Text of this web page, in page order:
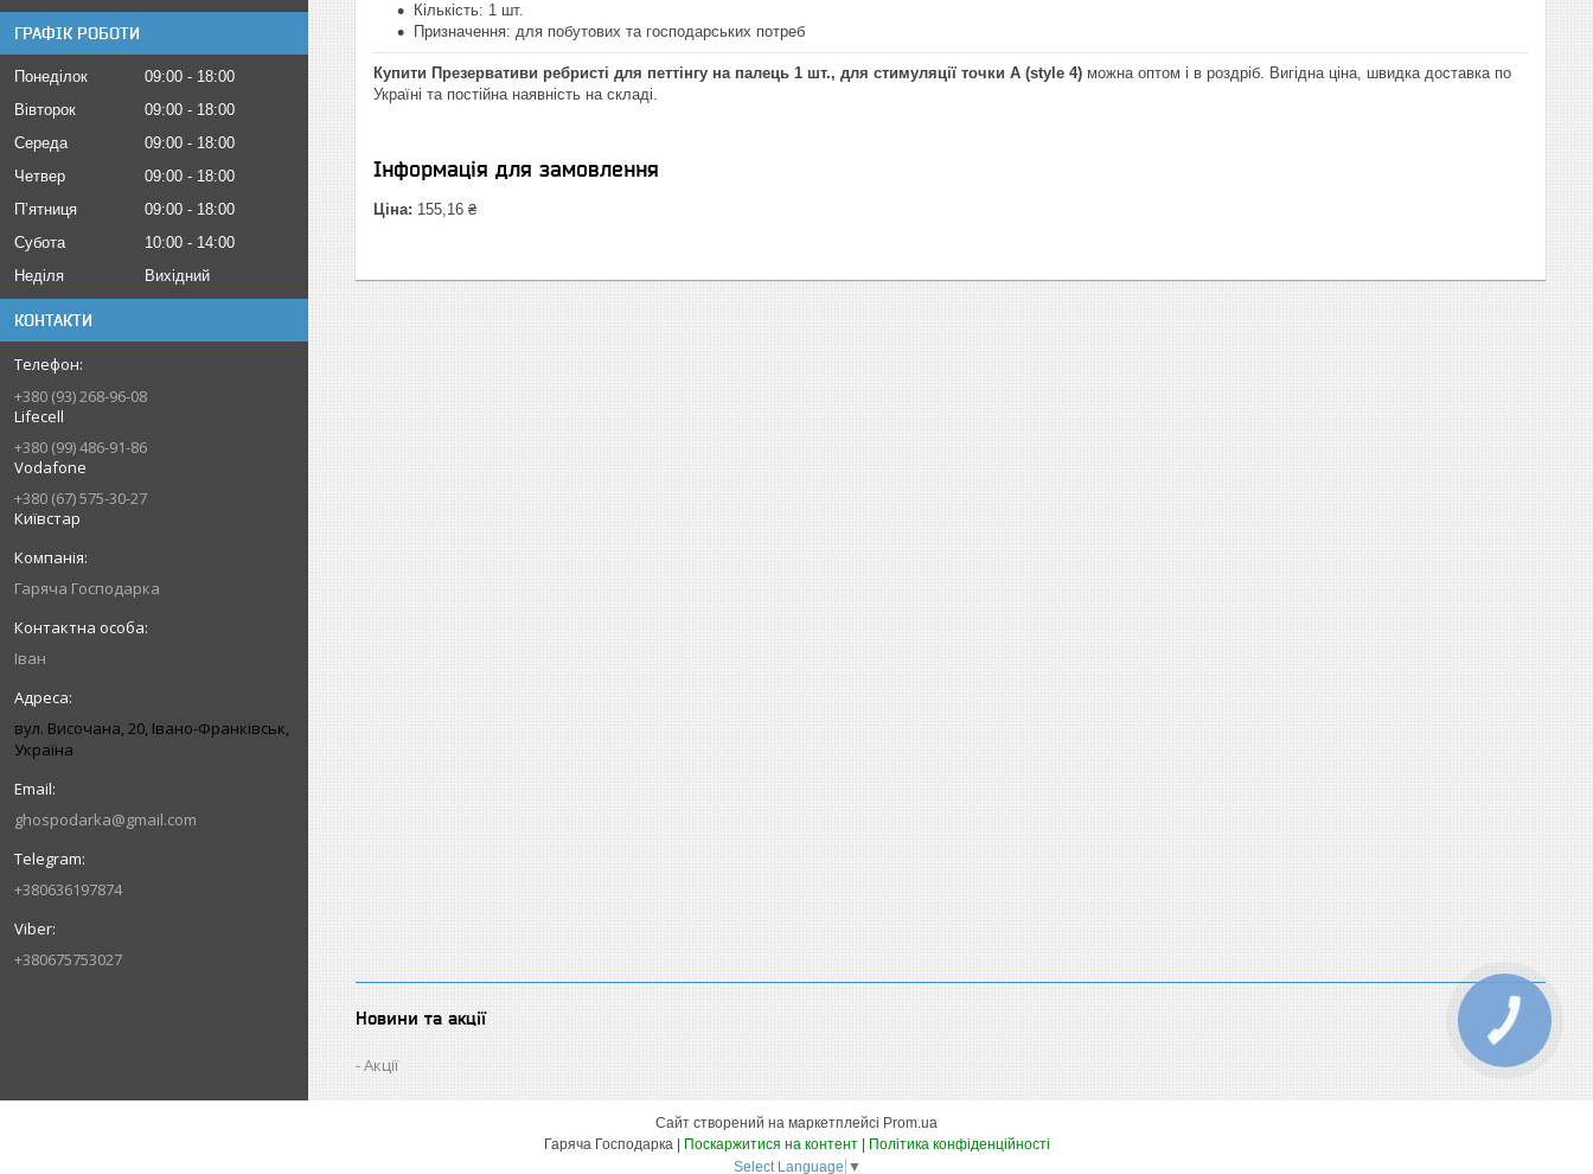
ГРАФІК РОБОТИ
Понеділок 09:00
18:00
Вівторок
09:00
18:00
Середа
09:00
18:00
Четвер
09:00
18:00
Пʼятниця
09:00
18:00
Субота
10:00
14:00
Неділя
Вихідний
КОНТАКТИ
+380 (93) 268-96-08
Lifecell
+380 (99) 486-91-86
Vodafone
+380 (67) 575-30-27
Київстар
Гаряча Господарка
Іван
вул. Височана, 20, Івано-Франківськ,
Україна
ghospodarka@gmail.com
+380636197874
+380675753027
Кількість: 1 шт.
Призначення: для побутових та господарських потреб
Купити Презервативи ребристі для петтінгу на палець 1 шт., для стимуляції точки A (style 4) можна оптом і в роздріб. Вигідна ціна, швидка доставка по
Україні та постійна наявність на складі.
Інформація для замовлення
Ціна: 155,16 ₴
Новини та акції
Акції
Сайт створений на маркетплейсі Prom.ua
Поскаржитися на контент
Політика конфіденційності
Select Language ▼